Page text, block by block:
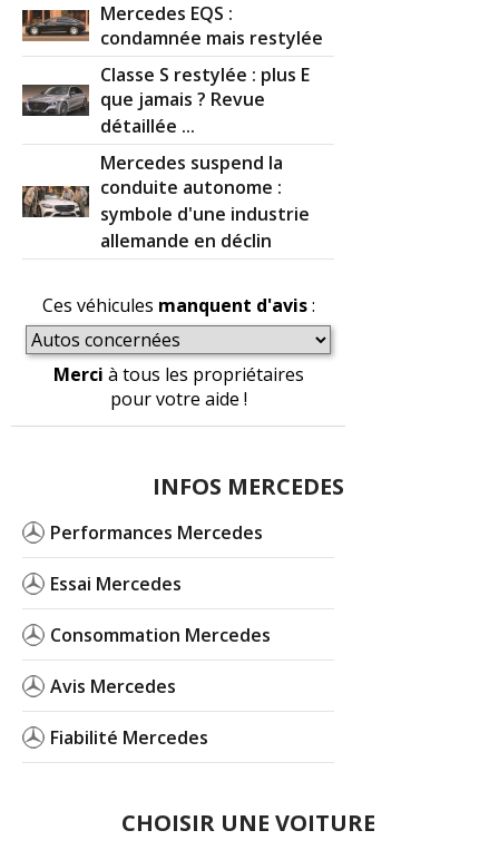
Mercedes EQS :
condamnée mais restylée
Classe S restylée : plus E
que jamais ? Revue
détaillée ...
Mercedes suspend la
conduite autonome :
symbole d'une industrie
allemande en déclin
Ces véhicules manquent d'avis:
Merci à tous les propriétaires
pour votre aide !
INFOS MERCEDES
Performances Mercedes
Essai Mercedes
Consommation Mercedes
Avis Mercedes
Fiabilité Mercedes
CHOISIR UNE VOITURE